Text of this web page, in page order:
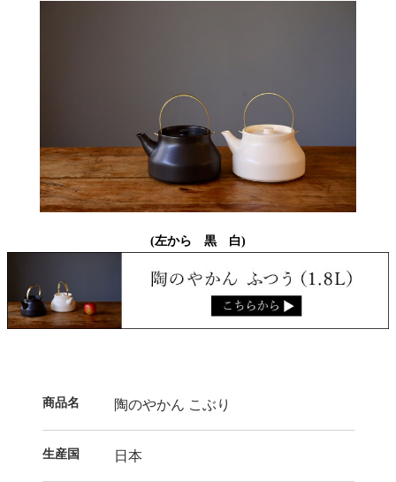
(左から 黒 白)
商品名 陶のやかん こぶり
生産国 日本